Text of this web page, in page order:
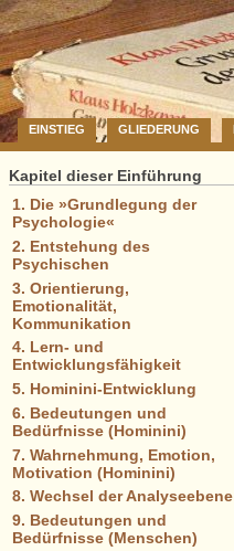
EINSTIEG GLIEDERUNG
Kapitel dieser Einführung
1. Die »Grundlegung der
Psychologie«
2. Entstehung des
Psychischen
3. Orientierung,
Emotionalität,
Kommunikation
4. Lern- und
Entwicklungsfähigkeit
5. Hominini-Entwicklung
6. Bedeutungen und
Bedürfnisse (Hominini)
7. Wahrnehmung, Emotion,
Motivation (Hominini)
8. Wechsel der Analyseebene
9. Bedeutungen und
Bedürfnisse (Menschen)